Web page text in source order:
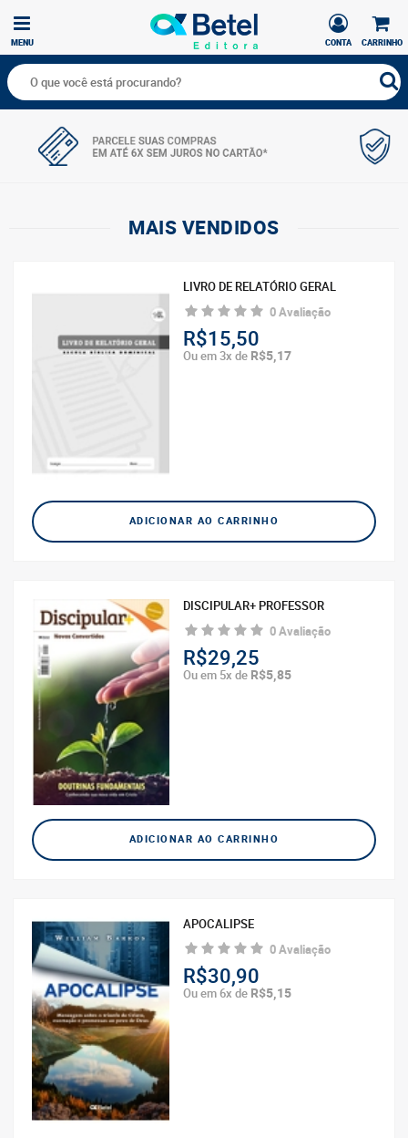
CARRINHO
CONTA
MENU
MAIS VENDIDOS
LIVRO DE RELATÓRIO GERAL
0 Avaliação
R$15,50
Ou em 3x de R$5,17
ADICIONAR AO CARRINHO
DISCIPULAR+ PROFESSOR
0 Avaliação
R$29,25
Ou em 5x de R$5,85
ADICIONAR AO CARRINHO
APOCALIPSE
0 Avaliação
R$30,90
Ou em 6x de R$5,15
ROYAL KIDS - DEVOCIONAL
CRIANÇAS INTERCESSORAS
R$30,00
ADICIONAR AO CARRINHO
CRIANÇAS EU INVISTO E AMO O
QUE FAÇO!
R$28,00
ADICIONAR AO CARRINHO
DISCIPULADO INFANTIL TEOLOGIA
E PRATICA
R$39,90